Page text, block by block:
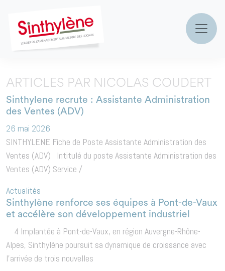
MAIN NAVIGATION
COUDERT
ARTICLES PAR NICOLAS COUDERT
Sinthylene recrute : Assistante Administration
des Ventes (ADV)
26 mai 2026
SINTHYLENE Fiche de Poste Assistante Administration des
Ventes (ADV) Intitulé du poste Assistante Administration des
Ventes (ADV) Service /
Actualités
Sinthylène renforce ses équipes à Pont-de-Vaux
et accélère son développement industriel
4 Implantée à Pont-de-Vaux, en région Auvergne-Rhône-
Alpes, Sinthylène poursuit sa dynamique de croissance avec
l’arrivée de trois nouvelles